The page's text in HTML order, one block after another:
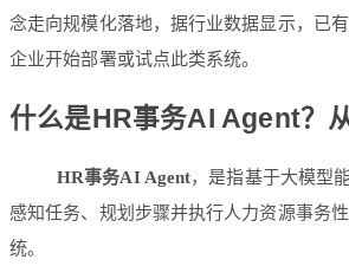
念走向规模化落地，据行业数据显示，已
企业开始部署或试点此类系统。
什么是HR事务AI Agent？
HR事务AI Agent，是指基于大模型
感知任务、规划步骤并执行人力资源事务
统。